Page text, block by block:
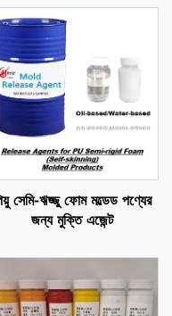
সেমি-ঋজ্জু ফোম মল্ডেড পণ্যের
জন্য মুক্তি এজেন্ট